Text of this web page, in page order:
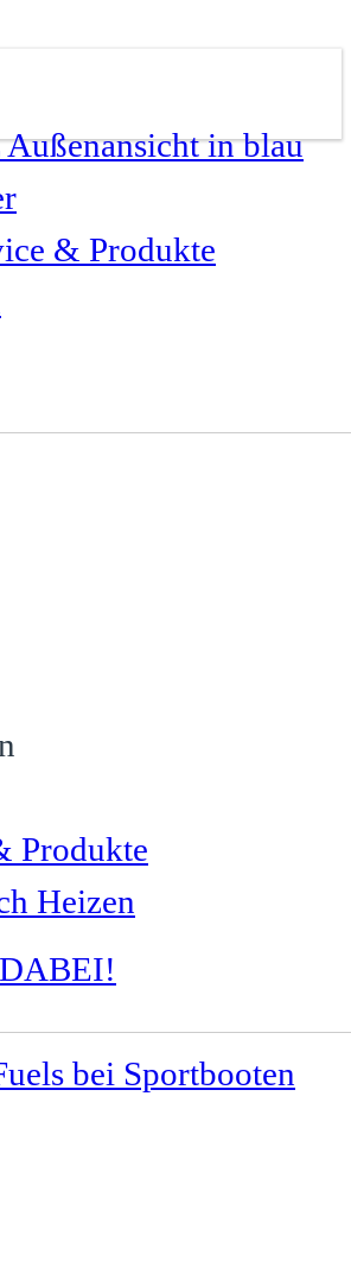
& Produkte
Produkte
Heizen
bei Sportbooten